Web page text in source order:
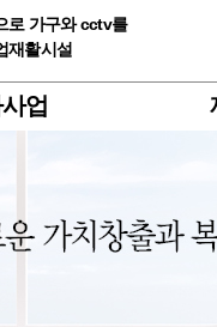
로 가구와 cctv를
재활시설
업